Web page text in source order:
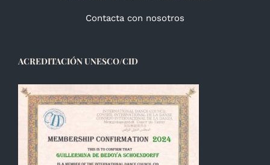
Contacta con nosotros
ACREDITACIÓN UNESCO/CID